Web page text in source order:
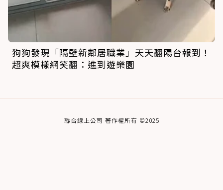
狗狗發現「隔壁新鄰居職業」天天翻陽台報到！
超爽模樣網笑翻：進到遊樂園
聯合線上公司 著作權所有 ©2025